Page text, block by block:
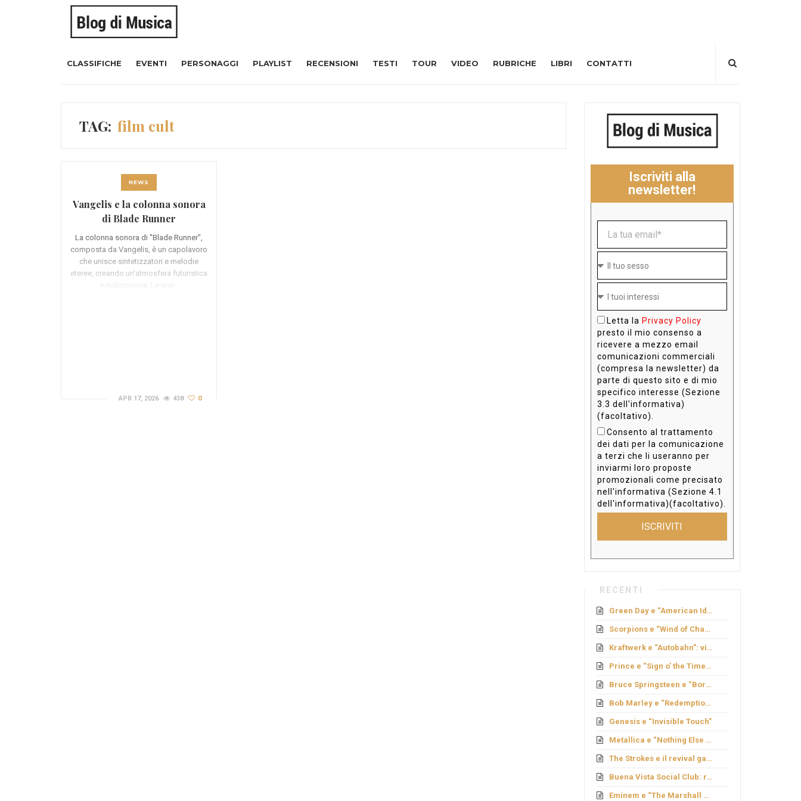
CLASSIFICHE EVENTI PERSONAGGI PLAYLIST RECENSIONI TESTI TOUR VIDEO RUBRICHE LIBRI CONTATTI
TAG: film cult
NEWS
Vangelis e la colonna sonora
di Blade Runner
La colonna sonora di "Blade Runner",
composta da Vangelis, è un capolavoro
che unisce sintetizzatori e melodie
eteree, creando un'atmosfera futuristica
e malinconica. Le sue…
APR 17, 2026 438 0
Iscriviti alla
newsletter!
Letta la Privacy Policy
presto il mio consenso a
ricevere a mezzo email
comunicazioni commerciali
(compresa la newsletter) da
parte di questo sito e di mio
specifico interesse (Sezione
3.3 dell'informativa)
(facoltativo).
Consento al trattamento
dei dati per la comunicazione
a terzi che li useranno per
inviarmi loro proposte
promozionali come precisato
nell'informativa (Sezione 4.1
dell'informativa)(facoltativo).
ISCRIVITI
RECENTI
Green Day e “American Idiot”: rock politico
Scorpions e “Wind of Change”: caduta del Muro
Kraftwerk e “Autobahn”: viaggio elettronico
Prince e “Sign o’ the Times”: genio e provocazione
Bruce Springsteen e “Born to Run”: sogno americano
Bob Marley e “Redemption Song”
Genesis e “Invisible Touch”
Metallica e “Nothing Else Matters”: ballata metal
The Strokes e il revival garage
Buena Vista Social Club: rinascita cubana
Eminem e “The Marshall Mathers LP”